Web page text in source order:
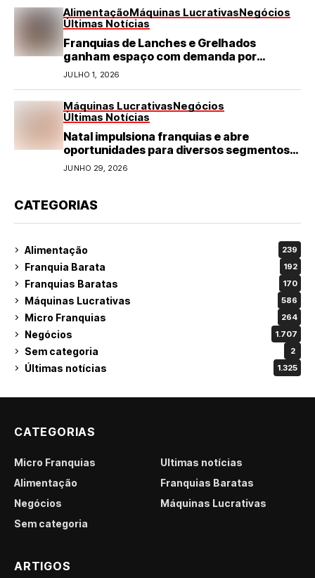
AlimentaçãoMáquinas LucrativasNegócios
Últimas Notícias
Franquias de Lanches e Grelhados
ganham espaço com demanda por
refeições rápidas e de qualidade
JULHO 1, 2026
Máquinas LucrativasNegócios
Últimas Notícias
Natal impulsiona franquias e abre
oportunidades para diversos segmentos
do varejo
JUNHO 29, 2026
CATEGORIAS
Alimentação 239
Franquia Barata 192
Franquias Baratas 170
Máquinas Lucrativas 586
Micro Franquias 264
Negócios 1.707
Sem categoria 2
Últimas notícias 1.325
CATEGORIAS
Micro Franquias
Últimas notícias
Alimentação
Franquias Baratas
Negócios
Máquinas Lucrativas
Sem categoria
ARTIGOS